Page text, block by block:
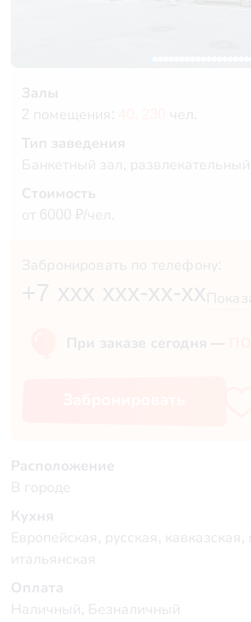
Залы
2 помещения:
чел.
Тип заведения
Банкетный зал,
Стоимость
от 6000 ₽/чел.
Забронировать по телефону:
+7 xxx xxx-xx-xx
При заказе сегодня —
Расположение
В городе
Кухня
Европейская, русская, кавказская,
итальянская
Оплата
Наличный, Безналичный